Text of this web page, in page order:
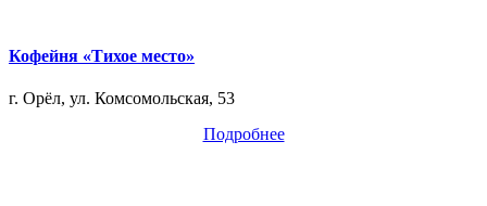
Кофейня «Тихое место»
г. Орёл, ул. Комсомольская, 53
Подробнее